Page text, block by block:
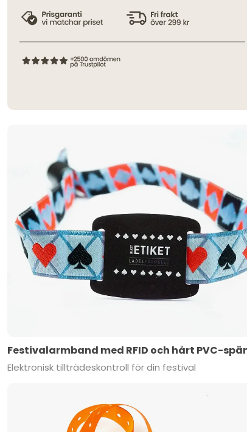
Festivalarmband med RFID och hårt PVC-
Elektronisk tillträdeskontroll för din festival